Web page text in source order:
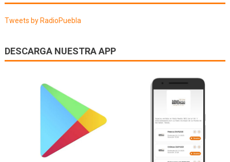
entradas
Tweets by RadioPuebla
DESCARGA NUESTRA APP